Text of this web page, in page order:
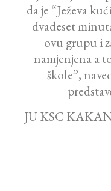
da je “Ježeva
dvadeset
ovu grupu i
namjenjena a
škole”,
JU KSC